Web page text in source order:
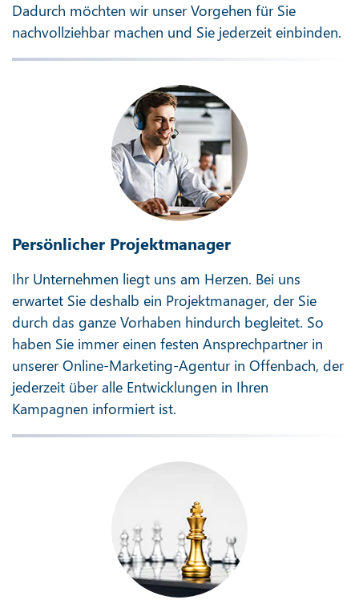
Dadurch möchten wir unser Vorgehen für Sie
nachvollziehbar machen und Sie jederzeit einbinden.
Persönlicher Projektmanager
Ihr Unternehmen liegt uns am Herzen. Bei uns
erwartet Sie deshalb ein Projektmanager, der Sie
durch das ganze Vorhaben hindurch begleitet. So
haben Sie immer einen festen Ansprechpartner in
unserer Online-Marketing-Agentur in Offenbach, der
jederzeit über alle Entwicklungen in Ihren
Kampagnen informiert ist.